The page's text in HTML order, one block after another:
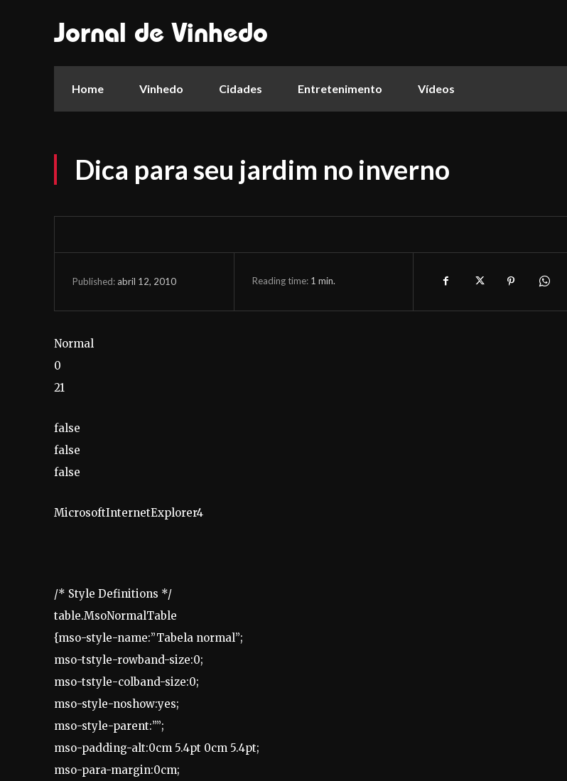
Jornal de Vinhedo
Home Vinhedo Cidades Entretenimento Vídeos
Dica para seu jardim no inverno
Published: abril 12, 2010 Reading time: 1 min.
Normal
0
21
false
false
false
MicrosoftInternetExplorer4
/* Style Definitions */
table.MsoNormalTable
{mso-style-name:”Tabela normal”;
mso-tstyle-rowband-size:0;
mso-tstyle-colband-size:0;
mso-style-noshow:yes;
mso-style-parent:””;
mso-padding-alt:0cm 5.4pt 0cm 5.4pt;
mso-para-margin:0cm;